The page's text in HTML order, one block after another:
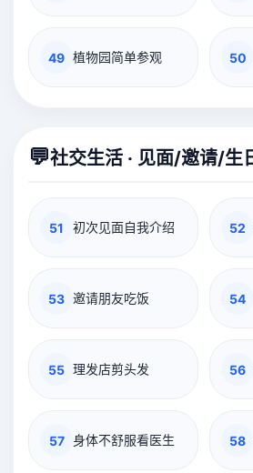
49 植物园简单参观 50
💬社交生活 · 见面/邀请/生
51 初次见面自我介绍 52
53 邀请朋友吃饭 54
55 理发店剪头发 56
57 身体不舒服看医生 58